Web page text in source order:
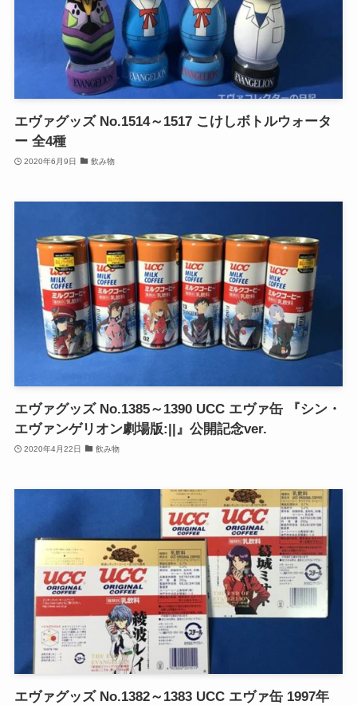
エヴァグッズ No.1514～1517 こけしボトルウォータ
ー 全4種
2020年6月9日 飲み物
エヴァグッズ No.1385～1390 UCC エヴァ缶 『シン・
エヴァンゲリオン劇場版:||』公開記念ver.
2020年4月22日 飲み物
エヴァグッズ No.1382～1383 UCC エヴァ缶 1997年